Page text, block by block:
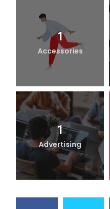
1
Accessories
1
Advertising